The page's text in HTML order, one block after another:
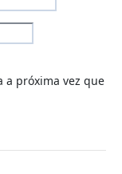
a próxima vez que